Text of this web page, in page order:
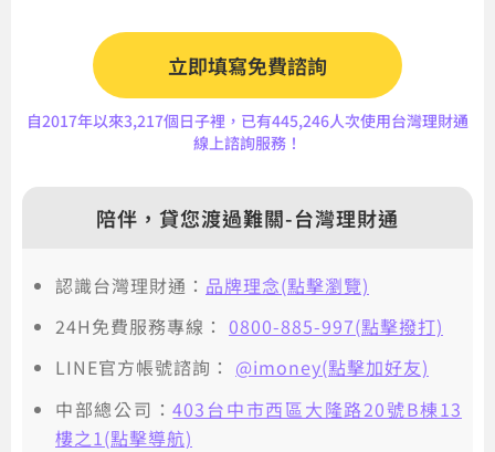
立即填寫免費諮詢
自2017年以來3,217個日子裡，已有445,246人次使用台灣理財通
線上諮詢服務！
陪伴，貸您渡過難關-台灣理財通
認識台灣理財通： 品牌理念(點擊瀏覽)
24H免費服務專線： 0800-885-997(點擊撥打)
LINE官方帳號諮詢： @imoney(點擊加好友)
中部總公司：403台中市西區大隆路20號B棟13
樓之1(點擊導航)